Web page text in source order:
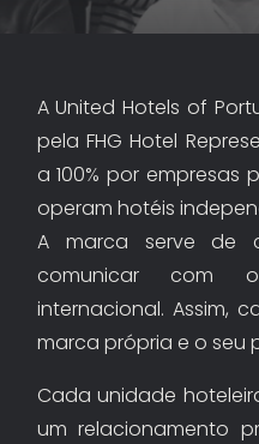
A United Hotels of
pela FHG Hotel
a 100% por empresas
operam hotéis
A marca serve de
comunicar com
internacional. Assim,
marca própria e o seu
Cada unidade
um relacionamento